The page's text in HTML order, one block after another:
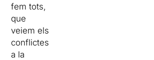
fem tots,
que
veiem els
conflictes
a la